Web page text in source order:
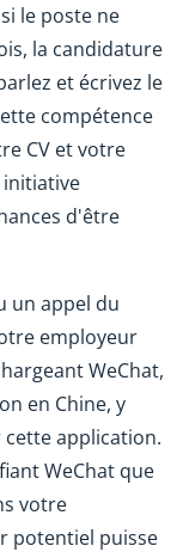
le poste ne
la candidature
et écrivez le
compétence
CV et votre
d'être
un appel du
employeur
WeChat,
en Chine, y
application.
WeChat que
votre
potentiel puisse